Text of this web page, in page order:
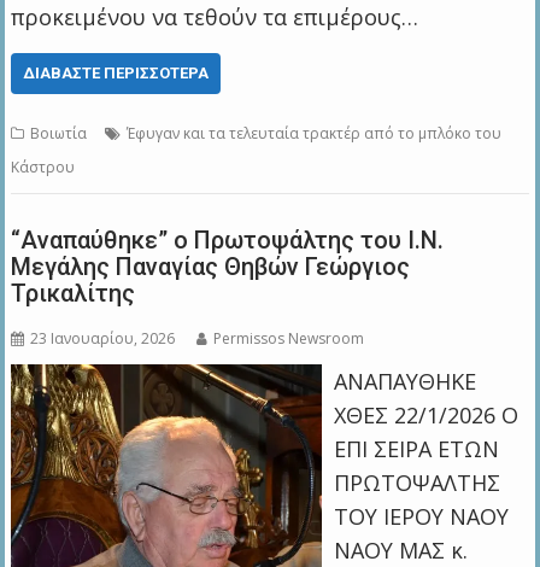
προκειμένου να τεθούν τα επιμέρους…
ΔΙΑΒΆΣΤΕ ΠΕΡΙΣΣΌΤΕΡΑ
Βοιωτία
Έφυγαν και τα τελευταία τρακτέρ από το μπλόκο του
Κάστρου
“Αναπαύθηκε” ο Πρωτοψάλτης του Ι.Ν.
Μεγάλης Παναγίας Θηβών Γεώργιος
Τρικαλίτης
23 Ιανουαρίου, 2026 Permissos Newsroom
ΑΝΑΠΑΥΘΗΚΕ
ΧΘΕΣ 22/1/2026 Ο
ΕΠΙ ΣΕΙΡΑ ΕΤΩΝ
ΠΡΩΤΟΨΑΛΤΗΣ
ΤΟΥ ΙΕΡΟΥ ΝΑΟΥ
ΝΑΟΥ ΜΑΣ κ.